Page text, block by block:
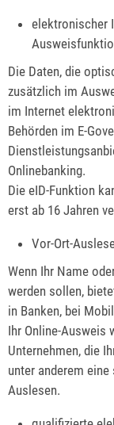
elektronischer
Die Daten, die
zusätzlich im
im Internet
Behörden im E-
Onlinebanking.
Die eID-Funktion
erst ab 16 Jahren
Vor-Ort-
Wenn Ihr Name
werden sollen,
in Banken, bei
Ihr Online-Ausweis
Unternehmen, die
unter anderem
Auslesen.